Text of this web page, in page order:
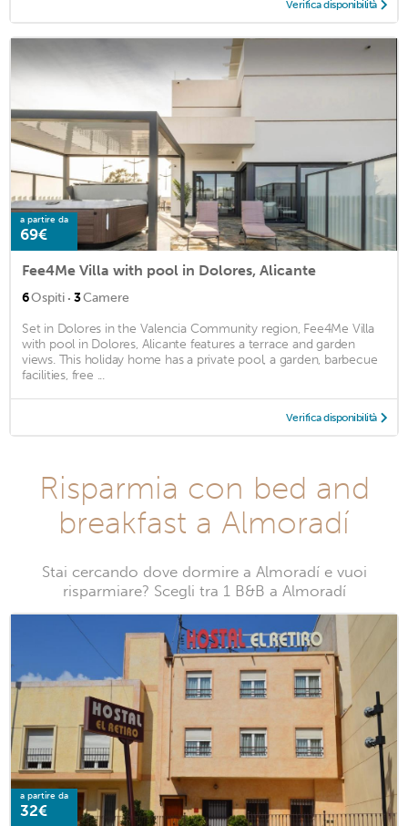
Verifica disponibilità
a partire da
69€
Fee4Me Villa with pool in Dolores, Alicante
6Ospiti · 3Camere
Set in Dolores in the Valencia Community region, Fee4Me Villa
with pool in Dolores, Alicante features a terrace and garden
views. This holiday home has a private pool, a garden, barbecue
facilities, free ...
Verifica disponibilità
Risparmia con bed and
breakfast a Almoradí
Stai cercando dove dormire a Almoradí e vuoi
risparmiare? Scegli tra 1 B&B a Almoradí
a partire da
32€